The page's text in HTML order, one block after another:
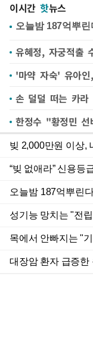
이시간 핫뉴스
유혜정, 자궁적출
'마약 자숙' 유아
손 덜덜 떠는 카라
한정수 "황정민